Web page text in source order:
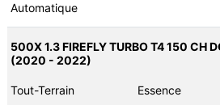
Automatique
500X 1.3 FIREFLY TURBO T4 150 CH
(2020 - 2022)
Tout-Terrain Essence